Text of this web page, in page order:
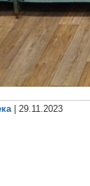
| 29.11.2023